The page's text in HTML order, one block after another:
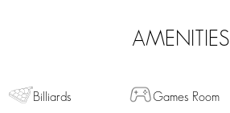
AMENITIES
Billiards Games Room